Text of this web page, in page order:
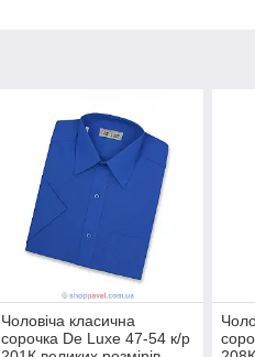
Чоловіча класична
сорочка De Luxe 47-54 к/р